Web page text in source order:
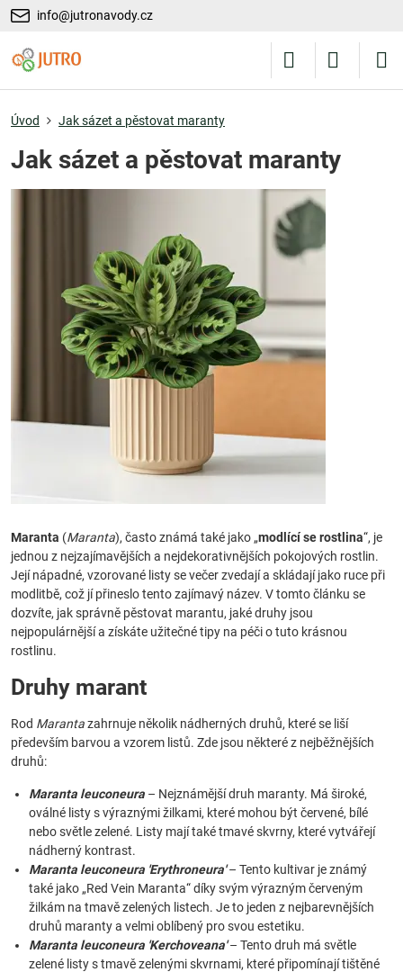
info@jutronavody.cz
Úvod Jak sázet a pěstovat maranty
Jak sázet a pěstovat maranty
Maranta (Maranta), často známá také jako „modlící se rostlina“, je
jednou z nejzajímavějších a nejdekorativnějších pokojových rostlin.
Její nápadné, vzorované listy se večer zvedají a skládají jako ruce při
modlitbě, což jí přineslo tento zajímavý název. V tomto článku se
dozvíte, jak správně pěstovat marantu, jaké druhy jsou
nejpopulárnější a získáte užitečné tipy na péči o tuto krásnou
rostlinu.
Druhy marant
Rod Marantazahrnuje několik nádherných druhů, které se liší
především barvou a vzorem listů. Zde jsou některé z nejběžnějších
druhů:
Maranta leuconeura – Nejznámější druh maranty. Má široké,
oválné listy s výraznými žilkami, které mohou být červené, bílé
nebo světle zelené. Listy mají také tmavé skvrny, které vytvářejí
nádherný kontrast.
Maranta leuconeura 'Erythroneura'– Tento kultivar je známý
také jako „Red Vein Maranta“ díky svým výrazným červeným
žilkám na tmavě zelených listech. Je to jeden z nejbarevnějších
druhů maranty a velmi oblíbený pro svou estetiku.
Maranta leuconeura 'Kerchoveana'– Tento druh má světle
zelené listy s tmavě zelenými skvrnami, které připomínají tištěné